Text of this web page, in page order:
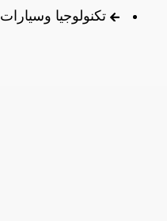
تكنولوجيا وسيارات